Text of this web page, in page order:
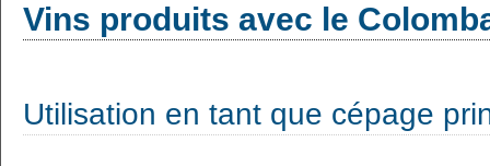
Vins produits avec le
Utilisation en tant que cépage